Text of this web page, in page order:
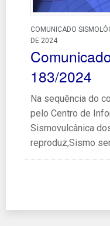
COMUNICADO
DE 2024
183/2024
Na sequência do
pelo Centro de
Sismovulcânica
reproduz,Sismo